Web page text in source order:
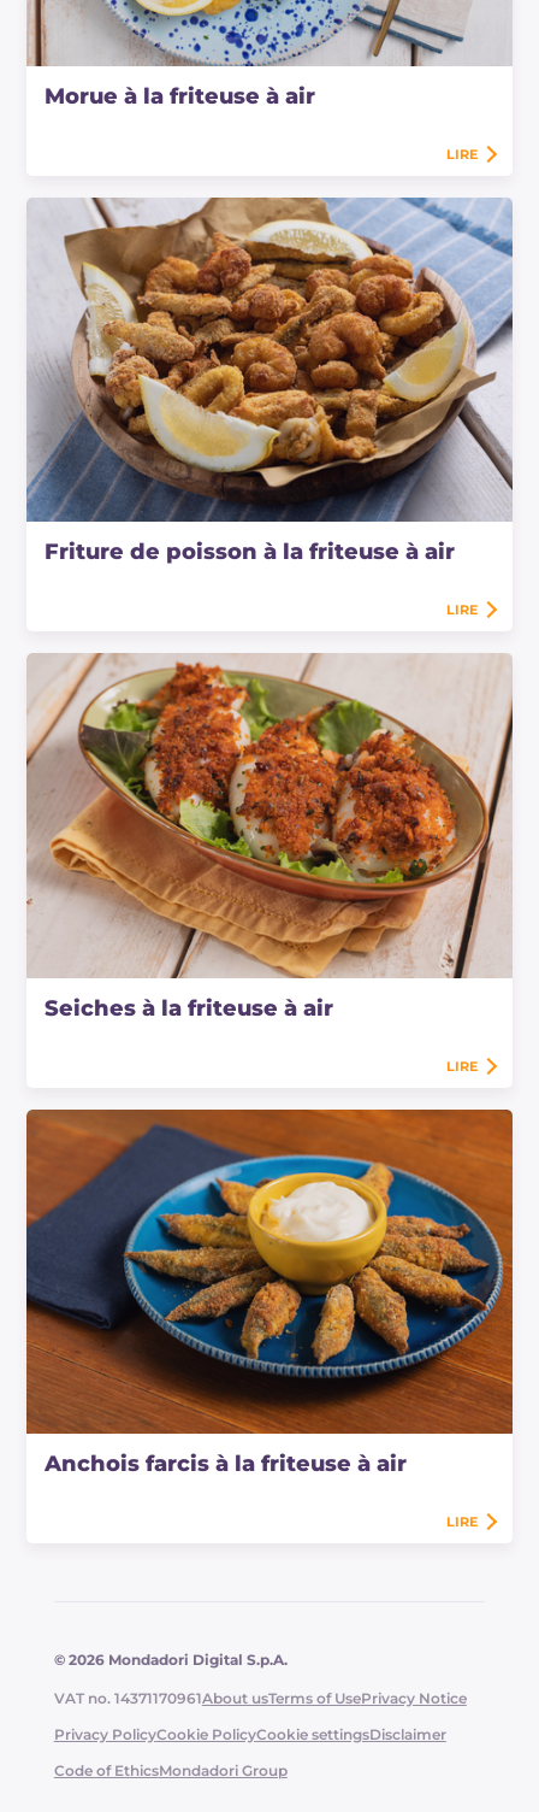
Morue à la friteuse à air
LIRE
Friture de poisson à la friteuse à air
LIRE
Seiches à la friteuse à air
LIRE
Anchois farcis à la friteuse à air
LIRE
© 2026 Mondadori Digital S.p.A.
VAT no. 14371170961About usTerms of UsePrivacy Notice
Privacy PolicyCookie PolicyCookie settingsDisclaimer
Code of EthicsMondadori Group